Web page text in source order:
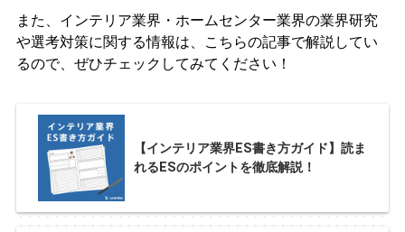
また、インテリア業界・ホームセンター業界の業界研究
や選考対策に関する情報は、こちらの記事で解説してい
るので、ぜひチェックしてみてください！
【インテリア業界ES書き方ガイド】読ま
れるESのポイントを徹底解説！